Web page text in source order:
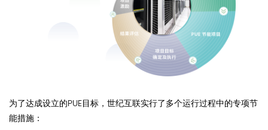
为了达成设立的PUE目标，世纪互联实行了多个运行过程中的专项节
能措施：